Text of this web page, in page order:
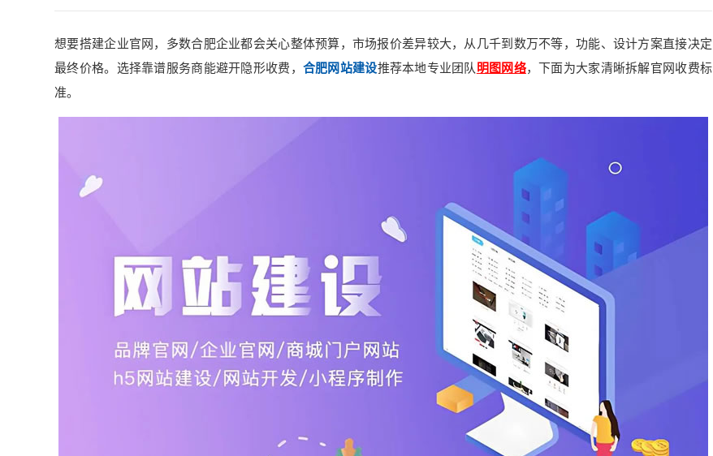
想要搭建企业官网，多数合肥企业都会关心整体预算，市场报价差异较大，从几千到数万不等，功能、设计方案直接决定
最终价格。选择靠谱服务商能避开隐形收费， 合肥网站建设推荐本地专业团队 明图网络，下面为大家清晰拆解官网收费标
准。